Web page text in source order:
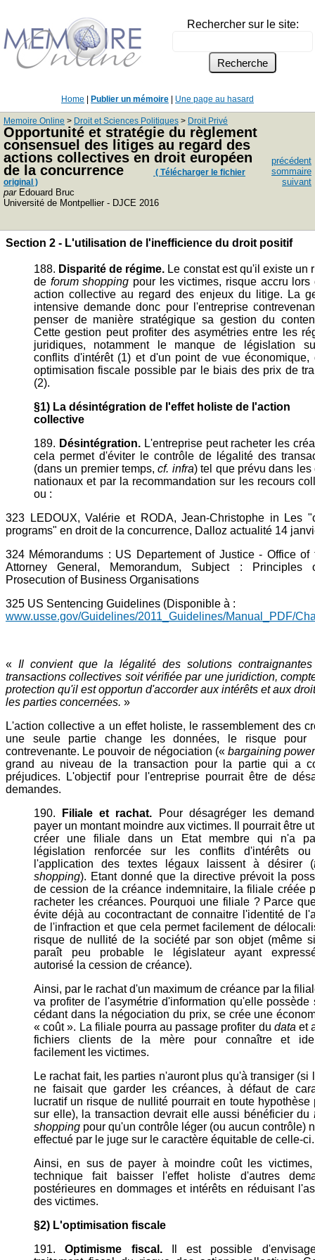
Rechercher sur le site:
Home Publier un mémoire Une page au hasard
Memoire Online > Droit et Sciences Politiques > Droit Privé
Opportunité et stratégie du règlement
consensuel des litiges au regard des
actions collectives en droit européen
de la concurrence
( Télécharger le fichier
original )
parEdouard Bruc
Université de Montpellier - DJCE 2016
précédent
sommaire
suivant
Section 2 - L'utilisation de l'inefficience du droit positif
188. Disparité de régime. Le constat est qu'il existe un
de forum shopping pour les victimes, risque accru lors
action collective au regard des enjeux du litige. La
intensive demande donc pour l'entreprise
penser de manière stratégique sa gestion du
Cette gestion peut profiter des asymétries entre les
juridiques, notamment le manque de législation
conflits d'intérêt (1) et d'un point de vue économique,
optimisation fiscale possible par le biais des prix de
(2).
§1) La désintégration de l'effet holiste de l'action
collective
189. Désintégration. L'entreprise peut racheter les
cela permet d'éviter le contrôle de légalité des
(dans un premier temps,cf. infra) tel que prévu dans les
nationaux et par la recommandation sur les recours
ou :
323 LEDOUX, Valérie et RODA, Jean-Christophe in Les
programs" en droit de la concurrence, Dalloz actualité 14
324 Mémorandums : US Departement of Justice - Office of
Attorney General, Memorandum, Subject : Principles
Prosecution of Business Organisations
325 US Sentencing Guidelines (Disponible à :
www.usse.gov/Guidelines/2011_Guidelines/Manual_PDF/
« Il convient que la légalité des solutions
transactions collectives soit vérifiée par une juridiction,
protection qu'il est opportun d'accorder aux intérêts et aux
les parties concernées. »
L'action collective a un effet holiste, le rassemblement des
une seule partie change les données, le risque pour
contrevenante. Le pouvoir de négociation (« bargaining
grand au niveau de la transaction pour la partie qui a
préjudices. L'objectif pour l'entreprise pourrait être de
demandes.
190.
Filiale et rachat.
Pour désagréger les
payer un montant moindre aux victimes. Il pourrait être
créer une filiale dans un Etat membre qui n'a
législation renforcée sur les conflits d'intérêts
l'application des textes légaux laissent à désirer (
shopping). Etant donné que la directive prévoit la
de cession de la créance indemnitaire, la filiale créée
racheter les créances. Pourquoi une filiale ? Parce
évite déjà au cocontractant de connaitre l'identité de
de l'infraction et que cela permet facilement de
risque de nullité de la société par son objet (même
paraît peu probable le législateur ayant
autorisé la cession de créance).
Ainsi, par le rachat d'un maximum de créance par la
va profiter de l'asymétrie d'information qu'elle possède
cédant dans la négociation du prix, se crée une
« coût ». La filiale pourra au passage profiter du data et
fichiers clients de la mère pour connaître et
facilement les victimes.
Le rachat fait, les parties n'auront plus qu'à transiger (si
ne faisait que garder les créances, à défaut de
lucratif un risque de nullité pourrait en toute hypothèse
sur elle), la transaction devrait elle aussi bénéficier du
shopping pour qu'un contrôle léger (ou aucun contrôle)
effectué par le juge sur le caractère équitable de celle-ci.
Ainsi, en sus de payer à moindre coût les victimes,
technique fait baisser l'effet holiste d'autres
postérieures en dommages et intérêts en réduisant
des victimes.
§2) L'optimisation fiscale
191.Optimisme fiscal.
Il est possible